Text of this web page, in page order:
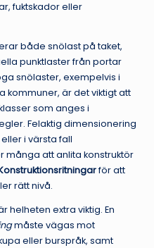
fuktskador eller
både snölast på taket,
punktlaster från portar
snölaster, exempelvis i
kommuner, är det viktigt att
som anges i
Felaktig dimensionering
i värsta fall
många att anlita konstruktör
för att
rätt nivå.
helheten extra viktig. En
måste vägas mot
eller burspråk, samt